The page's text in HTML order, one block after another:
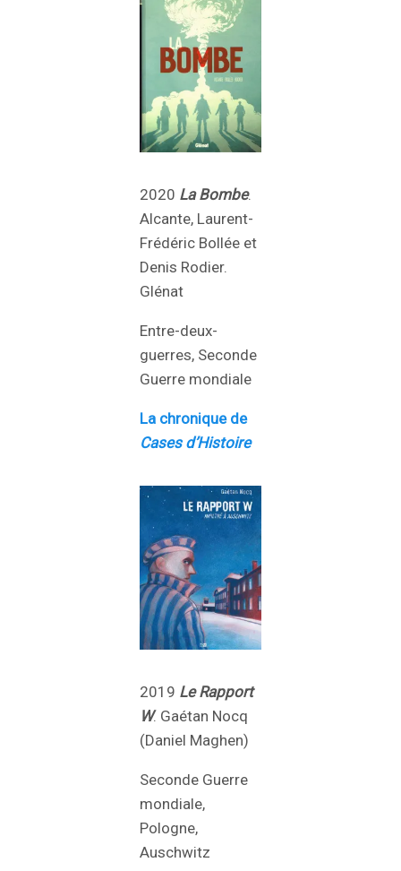
2020 La Bombe.
Alcante, Laurent-
Frédéric Bollée et
Denis Rodier.
Glénat
Entre-deux-
guerres, Seconde
Guerre mondiale
La chronique de
Cases d’Histoire
2019 Le Rapport
W. Gaétan Nocq
(Daniel Maghen)
Seconde Guerre
mondiale,
Pologne,
Auschwitz